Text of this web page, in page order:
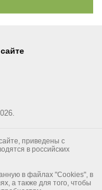
приведены с
в российских
в файлах "Cookies", в
а также для того, чтобы